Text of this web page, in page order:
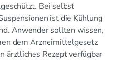
Bei selbst
ist die Kühlung
Anwender sollten wissen,
dem Arzneimittelgesetz
ärztliches Rezept verfügbar